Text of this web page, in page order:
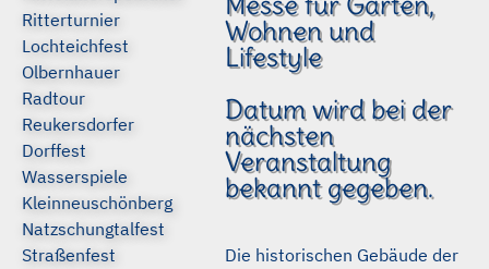
Ritterturnier
Lochteichfest
Olbernhauer
Radtour
Reukersdorfer
Dorffest
Wasserspiele
Kleinneuschönberg
Natzschungtalfest
Straßenfest
Wohnen und
Lifestyle
Datum wird bei der
nächsten
Veranstaltung
bekannt gegeben.
Die historischen Gebäude der